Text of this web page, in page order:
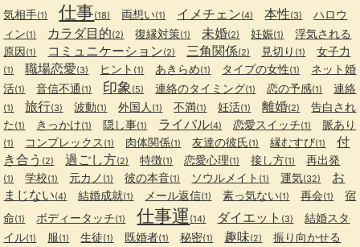
気相手(1) 仕事(18) 両想い(1) イメチェン(4) 本性(3)
ハロウ
ィン(1) カラダ目的(2) 復縁対策(1) 未婚(2) 妊娠(1)
浮気される
原因(1) コミュニケーション(2) 三角関係(2) 見切り (1) 女子力
(1) 職場恋愛(3) ヒント (1) あきらめ(1) タイプの女性(1)
ネット婚
活(1) 音信不通 (1) 印象 (5) 連絡のタイミング(1) 恋の予感(1) 連絡
(1) 旅行(3) 波動(1) 外国人 (1) 不満(1) 妊活(1) 離婚(2)
告白され
た (1) きっかけ(1) 隠し事(1) ライバル(4) 恋愛スイッチ(1) 脈あり
(1) コンプレックス (1) 肉体関係(1) 友達の彼氏(1) 縁むすび(1)
付
き合う (2) 過ごし方(2) 特徴(1) 恋愛心理(1) 接し方(1) 再出発
(1) 学校(1) 元カノ (1) 彼の本音(1) ソウルメイト (1) 運気(32)
お
まじない(4) 結婚成就(1) メール返信(1) 素っ気ない(1) 再会(1)
宿
命(1) ボディータッチ(1) 仕事運 (14) ダイエット (3)
結婚スタ
イル(1) 服(1) 生徒(1) 既婚者(1) 秘密(1) 趣味(2) 振り向かせる